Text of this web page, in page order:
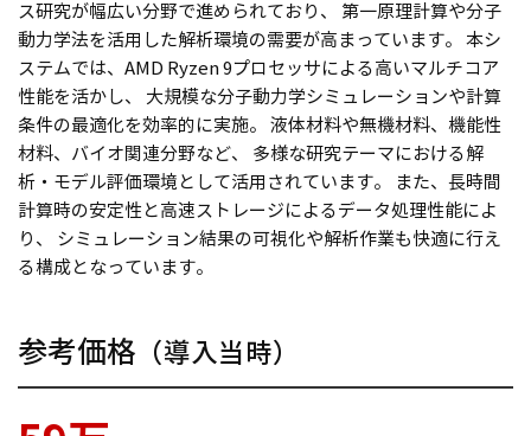
ス研究が幅広い分野で進められており、 第一原理計算や分子
動力学法を活用した解析環境の需要が高まっています。 本シ
ステムでは、AMD Ryzen 9プロセッサによる高いマルチコア
性能を活かし、 大規模な分子動力学シミュレーションや計算
条件の最適化を効率的に実施。 液体材料や無機材料、機能性
材料、バイオ関連分野など、 多様な研究テーマにおける解
析・モデル評価環境として活用されています。 また、長時間
計算時の安定性と高速ストレージによるデータ処理性能によ
り、 シミュレーション結果の可視化や解析作業も快適に行え
る構成となっています。
参考価格 （導入当時）